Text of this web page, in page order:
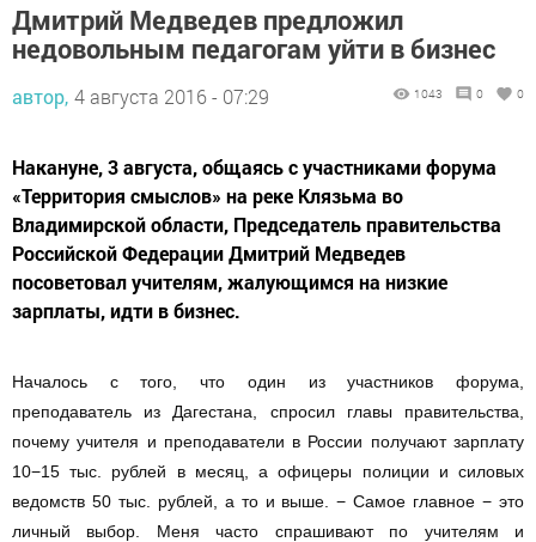
Дмитрий Медведев предложил
недовольным педагогам уйти в бизнес
автор, 4 августа 2016 - 07:29 1043 0 0
Накануне, 3 августа, общаясь с участниками форума
«Территория смыслов» на реке Клязьма во
Владимирской области, Председатель правительства
Российской Федерации Дмитрий Медведев
посоветовал учителям, жалующимся на низкие
зарплаты, идти в бизнес.
Началось с того, что один из участников форума,
преподаватель из Дагестана, спросил главы правительства,
почему учителя и преподаватели в России получают зарплату
10−15 тыс. рублей в месяц, а офицеры полиции и силовых
ведомств 50 тыс. рублей, а то и выше. − Самое главное − это
личный выбор. Меня часто спрашивают по учителям и